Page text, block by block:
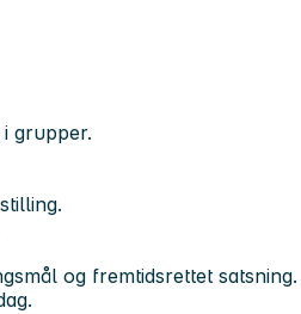
grupper.
og fremtidsrettet satsning.